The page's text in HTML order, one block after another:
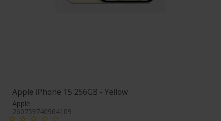
Apple iPhone 15 256GB - Yellow
Apple
260759740964109